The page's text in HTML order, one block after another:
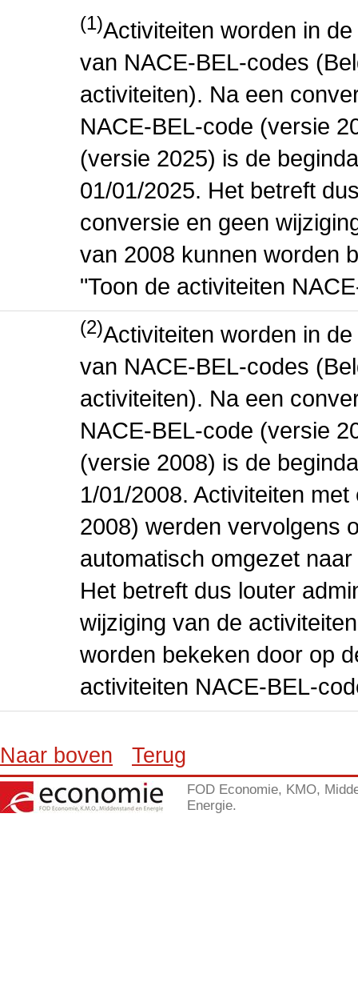
(1)Activiteiten worden in
van NACE-BEL-codes
activiteiten). Na een
NACE-BEL-code (versie
(versie 2025) is de
01/01/2025. Het betreft
conversie en geen
van 2008 kunnen worden
"Toon de activiteiten
(2)Activiteiten worden in
van NACE-BEL-codes
activiteiten). Na een
NACE-BEL-code (versie
(versie 2008) is de
1/01/2008. Activiteiten
2008) werden vervolgens
automatisch omgezet
Het betreft dus louter
wijziging van de
worden bekeken door op
activiteiten NACE-BEL-
Naar boven Terug
FOD Economie, KMO,
Energie.